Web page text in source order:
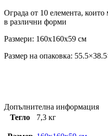
Ограда от 10 елемента,
в различни форми
Размери: 160x160x59 см
Размер на опаковка:
Допълнителна информация
Тегло
7,3 кг